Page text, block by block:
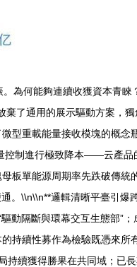
為何能夠連續收獲資本青
棄了通用的展示驅動方案，
型重載能量接收模塊的概念
制進行極致降本——云產品
板單能源周期率先跌破傳統
。\\n\\n**邏輯清晰平臺引爆
動隔斷與環幕交互生態部”
持續性募作為檢驗既憑來所
續獲得勝果在共同域；已